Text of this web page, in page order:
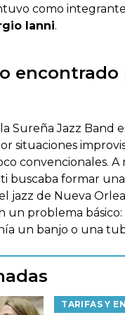
como
Ianni.
encontrado
Sureña Jazz Band
situaciones
convencionales. A
buscaba formar
jazz de Nueva
un problema básico:
un banjo o una
TARIFAS Y